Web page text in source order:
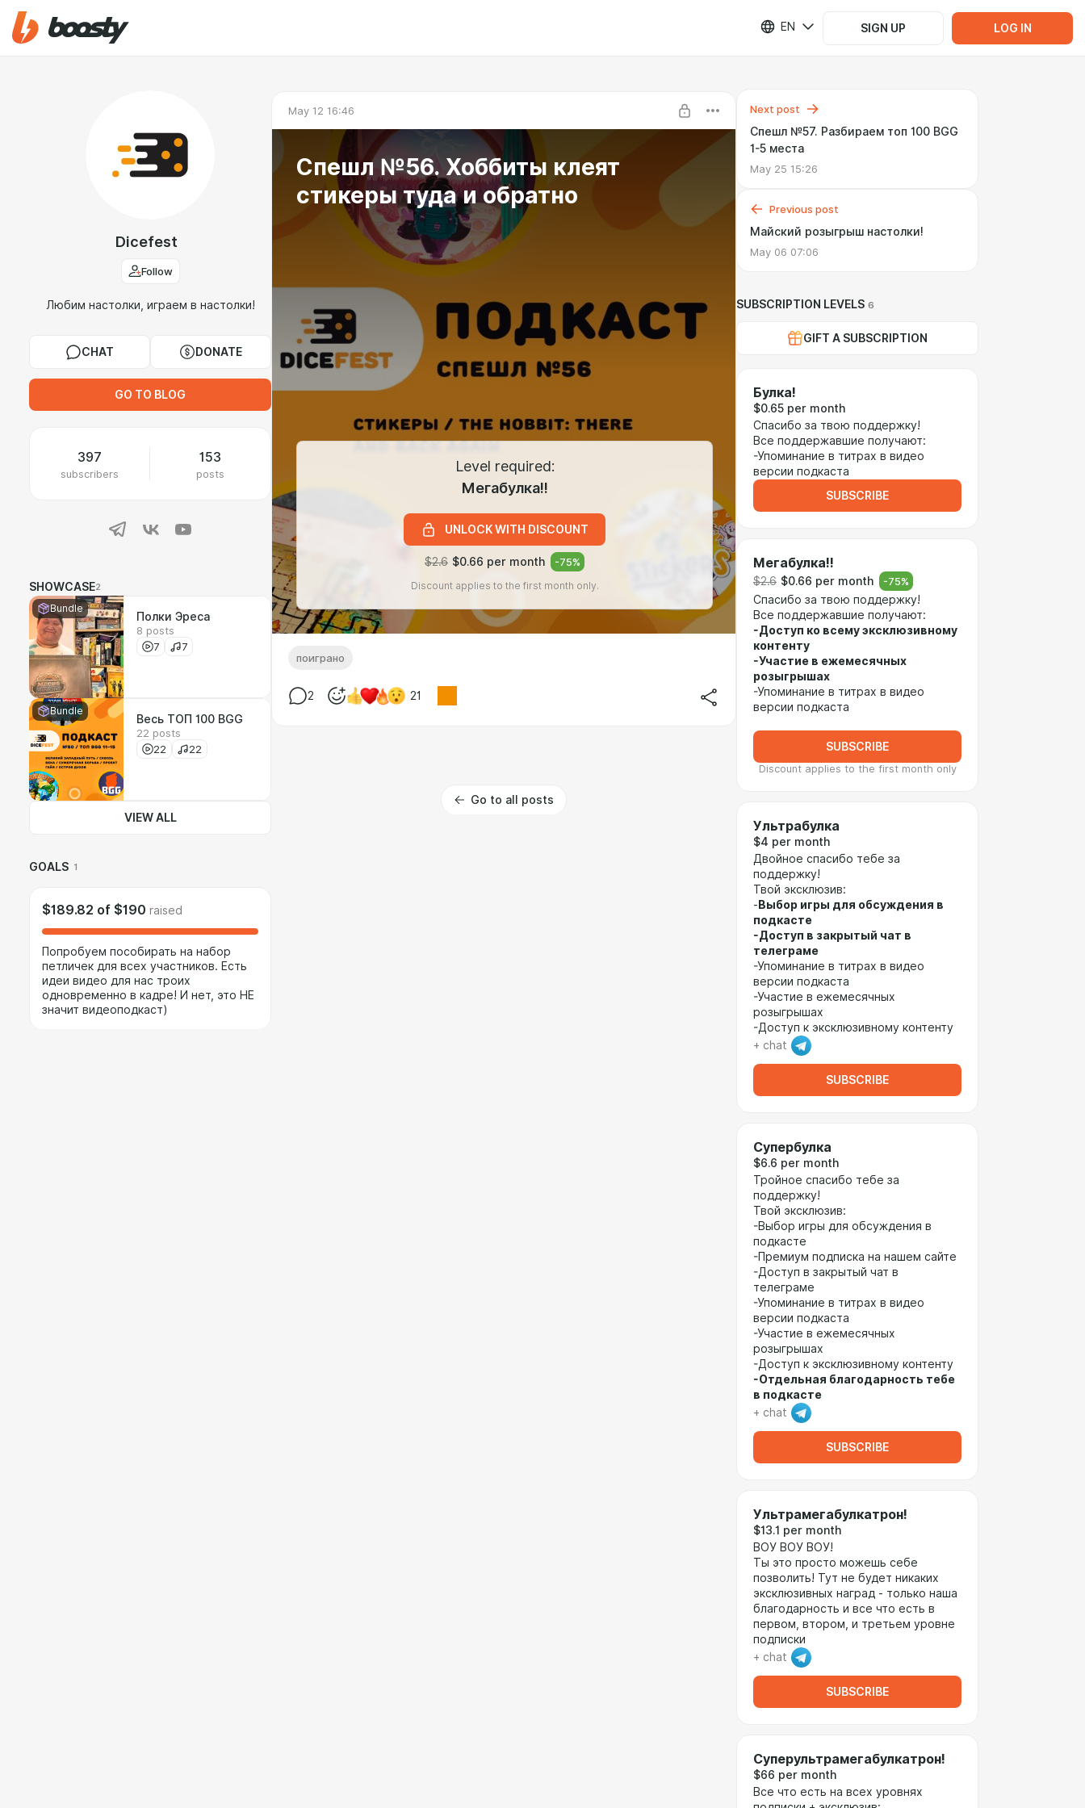
EN SIGN UP LOG IN
Dicefest
Follow
Любим настолки, играем в настолки!
CHAT DONATE
GO TO BLOG
397
subscribers
153
posts
SHOWCASE2
Bundle
Полки Эреса
8 posts
7
7
Bundle
Весь ТОП 100 BGG
22 posts
22
22
VIEW ALL
GOALS 1
$189.82 of $190 raised
Попробуем пособирать на набор
петличек для всех участников. Есть
идеи видео для нас троих
одновременно в кадре! И нет, это НЕ
значит видеоподкаст)
May 12 16:46
Спешл №56. Хоббиты клеят
стикеры туда и обратно
Level required:
Мегабулка!!
UNLOCK WITH DISCOUNT
$2.6 $0.66 per month -75%
Discount applies to the first month only.
поиграно
2 21
Go to all posts
Next post
Спешл №57. Разбираем топ 100 BGG
1-5 места
May 25 15:26
Previous post
Майский розыгрыш настолки!
May 06 07:06
SUBSCRIPTION LEVELS 6
GIFT A SUBSCRIPTION
Булка!
$0.65 per month
Спасибо за твою поддержку!
Все поддержавшие получают:
-Упоминание в титрах в видео
версии подкаста
SUBSCRIBE
Мегабулка!!
$2.6 $0.66 per month -75%
Спасибо за твою поддержку!
Все поддержавшие получают:
-Доступ ко всему эксклюзивному
контенту
-Участие в ежемесячных
розыгрышах
-Упоминание в титрах в видео
версии подкаста
SUBSCRIBE
Discount applies to the first month only
Ультрабулка
$4 per month
Двойное спасибо тебе за
поддержку!
Твой эксклюзив:
- Выбор игры для обсуждения в
подкасте
-Доступ в закрытый чат в
телеграме
-Упоминание в титрах в видео
версии подкаста
-Участие в ежемесячных
розыгрышах
-Доступ к эксклюзивному контенту
+ chat
SUBSCRIBE
Супербулка
$6.6 per month
Тройное спасибо тебе за
поддержку!
Твой эксклюзив:
-Выбор игры для обсуждения в
подкасте
-Премиум подписка на нашем сайте
-Доступ в закрытый чат в
телеграме
-Упоминание в титрах в видео
версии подкаста
-Участие в ежемесячных
розыгрышах
-Доступ к эксклюзивному контенту
-Отдельная благодарность тебе
в подкасте
+ chat
SUBSCRIBE
Ультрамегабулкатрон!
$13.1 per month
ВОУ ВОУ ВОУ!
Ты это просто можешь себе
позволить! Тут не будет никаких
эксклюзивных наград - только наша
благодарность и все что есть в
первом, втором, и третьем уровне
подписки
+ chat
SUBSCRIBE
Суперультрамегабулкатрон!
$66 per month
Все что есть на всех уровнях